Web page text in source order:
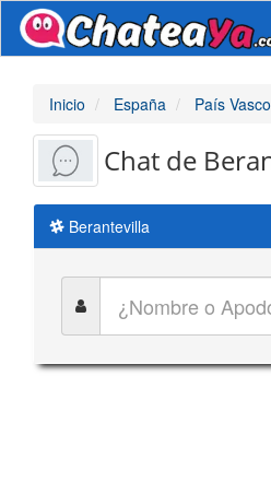
Inicio España País Vasco
Chat de
Berantevilla